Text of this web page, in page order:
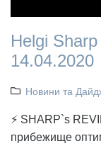
Helgi
14.04.2020
Новини та
⚡ SHARP`s
прибежище